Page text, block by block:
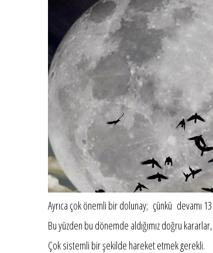
Ayrıca çok önemli bir dolunay; çünkü devamı
Bu yüzden bu dönemde aldığımız doğru
Çok sistemli bir şekilde hareket etmek gerekli.